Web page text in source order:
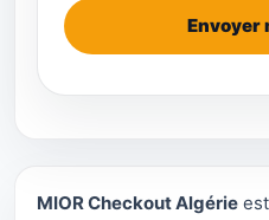
MIOR Checkout Algérie
Envoyer